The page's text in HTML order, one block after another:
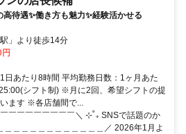
待遇✨働き方も魅力✨経験活かせる
」より徒歩14分
日あたり8時間 平均勤務日数：1ヶ月あた
シフト制) ※月に2回、希望シフトの提
ます ※各店舗間で...
￣￣￣￣￣￣￣￣＼ ⊹˚₊ SNSで話題のか
＿＿＿＿＿＿＿＿＿＿＿＿／ 2026年1月よ